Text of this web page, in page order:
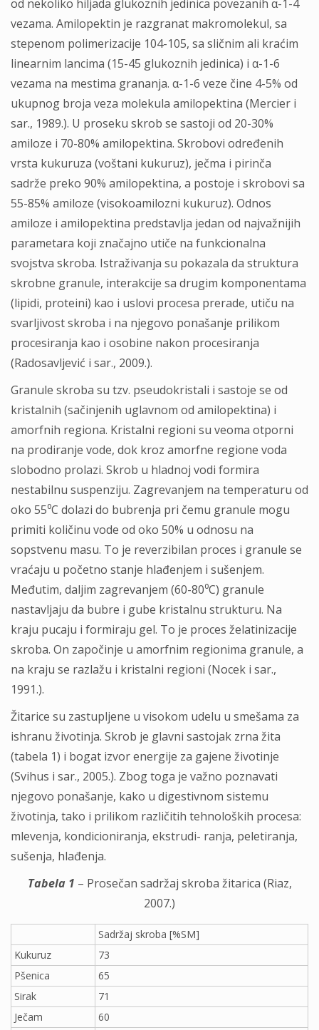
od nekoliko hiljada glukoznih jedinica povezanih α-1-4
vezama. Amilopektin je razgranat makromolekul, sa
stepenom polimerizacije 104-105, sa sličnim ali kraćim
linearnim lancima (15-45 glukoznih jedinica) i α-1-6
vezama na mestima grananja. α-1-6 veze čine 4-5% od
ukupnog broja veza molekula amilopektina (Mercier i
sar., 1989.). U proseku skrob se sastoji od 20-30%
amiloze i 70-80% amilopektina. Skrobovi određenih
vrsta kukuruza (voštani kukuruz), ječma i pirinča
sadrže preko 90% amilopektina, a postoje i skrobovi sa
55-85% amiloze (visokoamilozni kukuruz). Odnos
amiloze i amilopektina predstavlja jedan od najvažnijih
parametara koji značajno utiče na funkcionalna
svojstva skroba. Istraživanja su pokazala da struktura
skrobne granule, interakcije sa drugim komponentama
(lipidi, proteini) kao i uslovi procesa prerade, utiču na
svarljivost skroba i na njegovo ponašanje prilikom
procesiranja kao i osobine nakon procesiranja
(Radosavljević i sar., 2009.).
Granule skroba su tzv. pseudokristali i sastoje se od
kristalnih (sačinjenih uglavnom od amilopektina) i
amorfnih regiona. Kristalni regioni su veoma otporni
na prodiranje vode, dok kroz amorfne regione voda
slobodno prolazi. Skrob u hladnoj vodi formira
nestabilnu suspenziju. Zagrevanjem na temperaturu od
oko 55⁰C dolazi do bubrenja pri čemu granule mogu
primiti količinu vode od oko 50% u odnosu na
sopstvenu masu. To je reverzibilan proces i granule se
vraćaju u početno stanje hlađenjem i sušenjem.
Međutim, daljim zagrevanjem (60-80⁰C) granule
nastavljaju da bubre i gube kristalnu strukturu. Na
kraju pucaju i formiraju gel. To je proces želatinizacije
skroba. On započinje u amorfnim regionima granule, a
na kraju se razlažu i kristalni regioni (Nocek i sar.,
1991.).
Žitarice su zastupljene u visokom udelu u smešama za
ishranu životinja. Skrob je glavni sastojak zrna žita
(tabela 1) i bogat izvor energije za gajene životinje
(Svihus i sar., 2005.). Zbog toga je važno poznavati
njegovo ponašanje, kako u digestivnom sistemu
životinja, tako i prilikom različitih tehnoloških procesa:
mlevenja, kondicioniranja, ekstrudi- ranja, peletiranja,
sušenja, hlađenja.
Tabela 1 – Prosečan sadržaj skroba žitarica (Riaz,
2007.)
Sadržaj skroba [%SM]
Kukuruz
73
Pšenica
65
Sirak
71
Ječam
60